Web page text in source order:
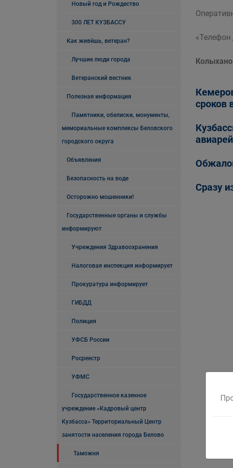
Новый год и Рождество
300 ЛЕТ КУЗБАССУ
Как живёшь, ветеран?
Лучшие люди города
Ветеранский вестник
Полезная информация
Памятники, обелиски, монументы,
мемориальные комплексы Беловского
городского округа
Объявления
Безопасность на воде
Осторожно мошенники!
Государственные органы и службы
информируют
Учреждения Здравоохранения
Налоговая инспекция информирует
Прокуратура информирует
ГИБДД
Полиция
УФСБ России
Росреестр
УФМС
Государственное казенное
учреждение «Кадровый центр
Кузбасса» Территориальный Центр
занятости населения города Белово
Таможня
«Телефон
сроков
Сразу